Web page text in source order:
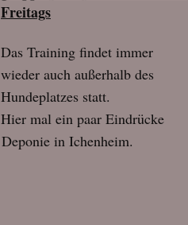
Freitags
Das Training findet immer
wieder auch außerhalb des
Hundeplatzes statt.
Hier mal ein paar Eindrücke
in Ichenheim.